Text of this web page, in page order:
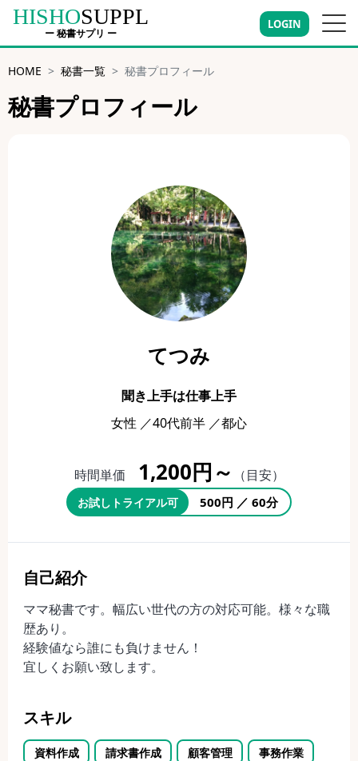
HISHOSUPPL
ー 秘書サプリ ー
LOGIN
HOME 秘書一覧 秘書プロフィール
秘書プロフィール
てつみ
聞き上手は仕事上手
女性 ／40代前半 ／都心
時間単価 1,200円～ （目安）
お試しトライアル可 500円 ／ 60分
自己紹介
ママ秘書です。幅広い世代の方の対応可能。様々な職
歴あり。
経験値なら誰にも負けません！
宜しくお願い致します。
スキル
資料作成 請求書作成 顧客管理 事務作業